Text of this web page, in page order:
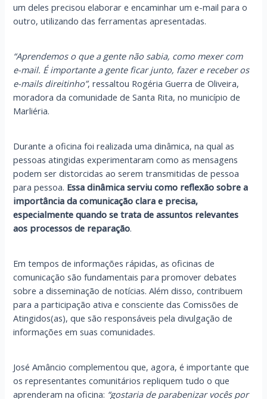
um deles precisou elaborar e encaminhar um e-mail para o
outro, utilizando das ferramentas apresentadas.
“Aprendemos o que a gente não sabia, como mexer com
e-mail. É importante a gente ficar junto, fazer e receber os
e-mails direitinho”, ressaltou Rogéria Guerra de Oliveira,
moradora da comunidade de Santa Rita, no município de
Marliéria.
Durante a oficina foi realizada uma dinâmica, na qual as
pessoas atingidas experimentaram como as mensagens
podem ser distorcidas ao serem transmitidas de pessoa
para pessoa. Essa dinâmica serviu como reflexão sobre a
importância da comunicação clara e precisa,
especialmente quando se trata de assuntos relevantes
aos processos de reparação.
Em tempos de informações rápidas, as oficinas de
comunicação são fundamentais para promover debates
sobre a disseminação de notícias. Além disso, contribuem
para a participação ativa e consciente das Comissões de
Atingidos(as), que são responsáveis pela divulgação de
informações em suas comunidades.
José Amâncio complementou que, agora, é importante que
os representantes comunitários repliquem tudo o que
aprenderam na oficina: “gostaria de parabenizar vocês por